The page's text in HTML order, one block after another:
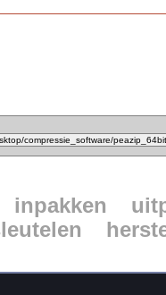
inpakken